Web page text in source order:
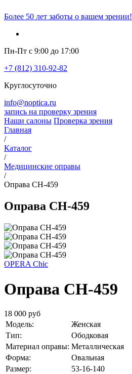
Более 50 лет заботы о вашем зрении!
Пн-Пт с 9:00 до 17:00
+7 (812) 310-92-82
Круглосуточно
info@noptica.ru
запись на проверку зрения
Наши салоны Проверка зрения
Главная
/
Каталог
/
Медицинские оправы
/
Оправа CH-459
Оправа CH-459
OPERA Chic
Оправа CH-459
18 000 руб
Модель:
Женская
Тип:
Ободковая
Материал оправы: Металлическая
Форма:
Овальная
Размер:
53-16-140